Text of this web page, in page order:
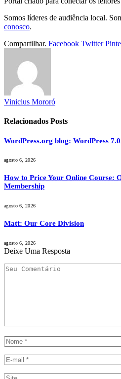
Somos líderes de audiência local.
conosco.
Compartilhar. Facebook Twitter
Vinicius Mororó
Relacionados Posts
WordPress.org blog: WordPress
agosto 6, 2026
How to Price Your Online Course:
Membership
agosto 6, 2026
Matt: Our Core Division
agosto 6, 2026
Deixe Uma Resposta